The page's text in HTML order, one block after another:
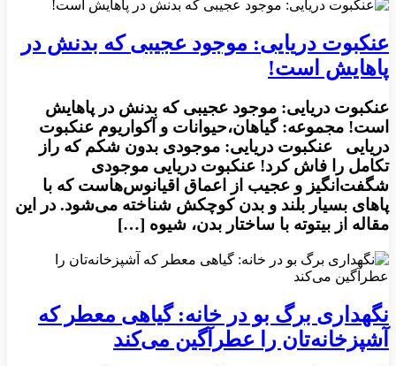
عنکبوت دریایی: موجود عجیبی که بدنش در
پاهایش است!
عنکبوت دریایی: موجود عجیبی که بدنش در پاهایش
است! مجموعه: گیاهان،حیوانات و آکواریوم عنکبوت
دریایی عنکبوت دریایی: موجودی بدون شکم که راز
تکامل را فاش کرد! عنکبوت دریایی موجودی
شگفت‌انگیز و عجیب از اعماق اقیانوس‌هاست که با
پاهای بسیار بلند و بدن کوچکش شناخته می‌شود. در این
مقاله از بیتوته با ساختار بدن، شیوه […]
نگهداری برگ بو در خانه: گیاهی معطر که
آشپزخانه‌تان را عطرآگین می‌کند